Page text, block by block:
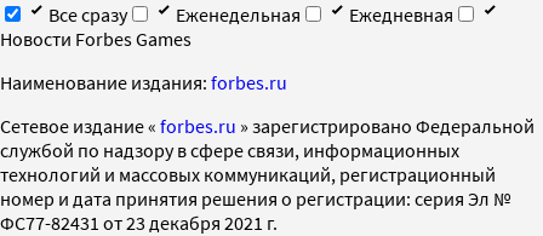
Все сразу
Еженедельная
Ежедневная
Новости Forbes Games
Наименование издания: forbes.ru
Cетевое издание « forbes.ru » зарегистрировано Федеральной
службой по надзору в сфере связи, информационных
технологий и массовых коммуникаций, регистрационный
номер и дата принятия решения о регистрации: серия Эл №
ФС77-82431 от 23 декабря 2021 г.